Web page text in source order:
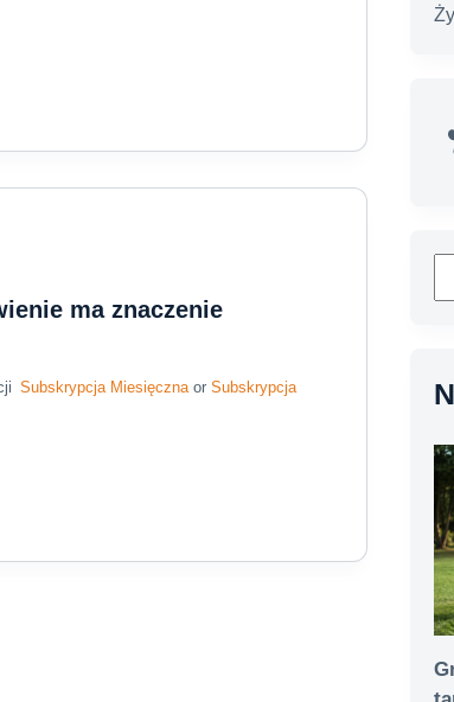
ma znaczenie
Subskrypcja Miesięcznaor Subskrypcja